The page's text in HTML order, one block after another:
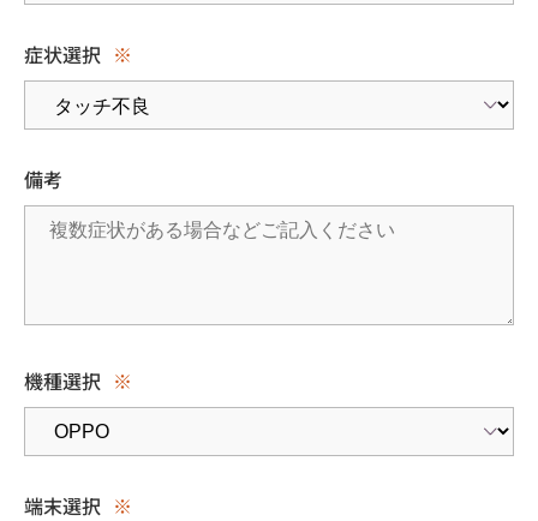
症状選択 ※
備考
機種選択 ※
端末選択 ※